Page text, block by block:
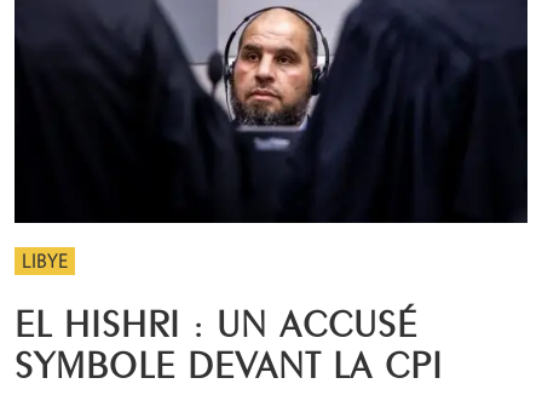
LIBYE
EL HISHRI : UN ACCUSÉ
SYMBOLE DEVANT LA CPI